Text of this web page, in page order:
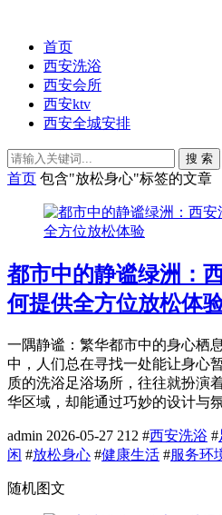
首页
西安洗浴
西安会所
西安ktv
西安全城安排
搜 索
首页 包含"放松身心"标签的文章
都市中的静谧绿洲：
何提供全方位放松体
一隅静谧：繁华都市中的身心栖
中，人们总在寻找一处能让身心
质的洗浴足浴场所，往往就扮演
华区域，却能通过巧妙的设计与
admin 2026-05-27 212 #西安洗浴 #
闲 #放松身心 #健康生活 #服务环
随机图文